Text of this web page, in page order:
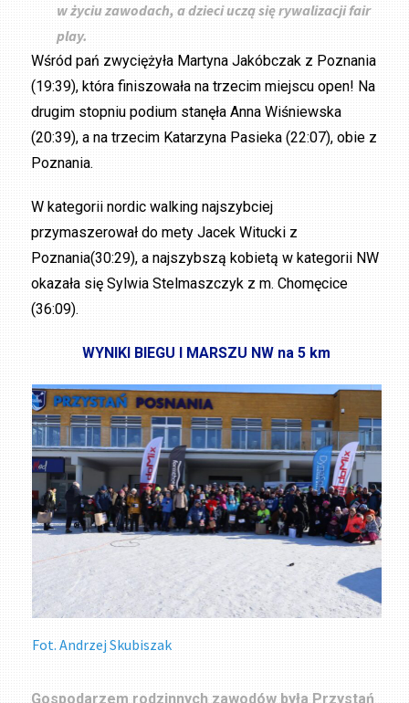
w życiu zawodach, a dzieci uczą się rywalizacji fair
play.
Wśród pań zwyciężyła Martyna Jakóbczak z Poznania
(19:39), która finiszowała na trzecim miejscu open! Na
drugim stopniu podium stanęła Anna Wiśniewska
(20:39), a na trzecim Katarzyna Pasieka (22:07), obie z
Poznania.
W kategorii nordic walking najszybciej
przymaszerował do mety Jacek Witucki z
Poznania(30:29), a najszybszą kobietą w kategorii NW
okazała się Sylwia Stelmaszczyk z m. Chomęcice
(36:09).
WYNIKI BIEGU I MARSZU NW na 5 km
Fot. Andrzej Skubiszak
Gospodarzem rodzinnych zawodów była Przystań